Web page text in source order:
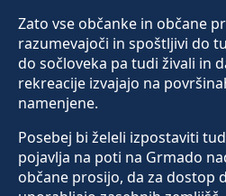
Zato vse občanke in občane
razumevajoči in spoštljivi do
do sočloveka pa tudi živali in
rekreacije izvajajo na
namenjene.
Posebej bi želeli izpostaviti
pojavlja na poti na Grmado
občane prosijo, da za dostop